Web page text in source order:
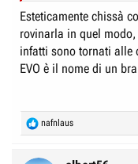
Esteticamente chissà
rovinarla in quel
infatti sono tornati alle
EVO è il nome di un
R
e
nafnlaus